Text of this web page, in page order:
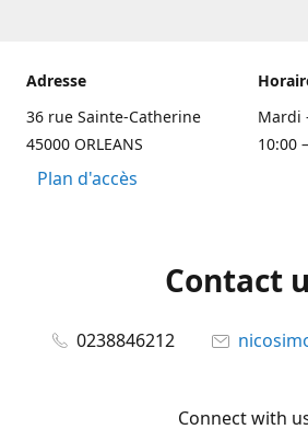
Adresse
36 rue Sainte-Catherine
45000 ORLEANS
Plan d'accès
Mardi
10:00
Contact
0238846212
Connect with